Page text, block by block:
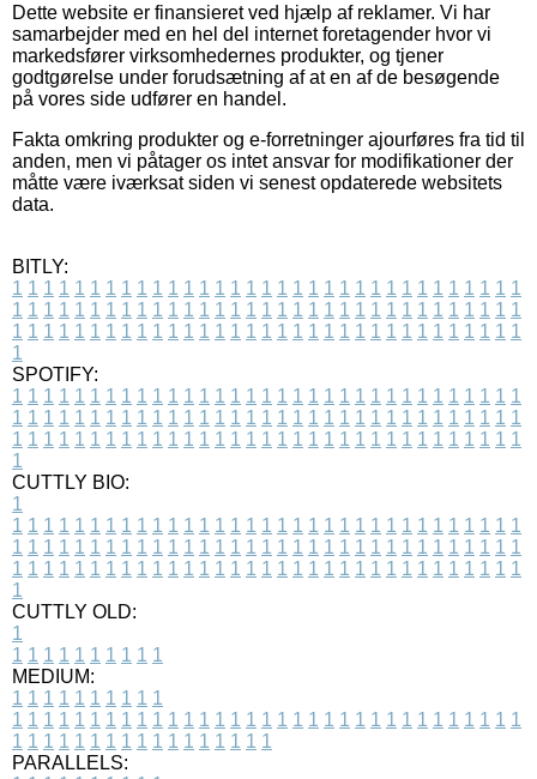
Dette website er finansieret ved hjælp af reklamer. Vi har
samarbejder med en hel del internet foretagender hvor vi
markedsfører virksomhedernes produkter, og tjener
godtgørelse under forudsætning af at en af de besøgende
på vores side udfører en handel.
Fakta omkring produkter og e-forretninger ajourføres fra tid til
anden, men vi påtager os intet ansvar for modifikationer der
måtte være iværksat siden vi senest opdaterede websitets
data.
BITLY:
1 1 1 1 1 1 1 1 1 1 1 1 1 1 1 1 1 1 1 1 1 1 1 1 1 1 1 1 1 1 1 1 1
1 1 1 1 1 1 1 1 1 1 1 1 1 1 1 1 1 1 1 1 1 1 1 1 1 1 1 1 1 1 1 1 1
1 1 1 1 1 1 1 1 1 1 1 1 1 1 1 1 1 1 1 1 1 1 1 1 1 1 1 1 1 1 1 1 1
1
SPOTIFY:
1 1 1 1 1 1 1 1 1 1 1 1 1 1 1 1 1 1 1 1 1 1 1 1 1 1 1 1 1 1 1 1 1
1 1 1 1 1 1 1 1 1 1 1 1 1 1 1 1 1 1 1 1 1 1 1 1 1 1 1 1 1 1 1 1 1
1 1 1 1 1 1 1 1 1 1 1 1 1 1 1 1 1 1 1 1 1 1 1 1 1 1 1 1 1 1 1 1 1
1
CUTTLY BIO:
1
1 1 1 1 1 1 1 1 1 1 1 1 1 1 1 1 1 1 1 1 1 1 1 1 1 1 1 1 1 1 1 1 1
1 1 1 1 1 1 1 1 1 1 1 1 1 1 1 1 1 1 1 1 1 1 1 1 1 1 1 1 1 1 1 1 1
1 1 1 1 1 1 1 1 1 1 1 1 1 1 1 1 1 1 1 1 1 1 1 1 1 1 1 1 1 1 1 1 1
1
CUTTLY OLD:
1
1 1 1 1 1 1 1 1 1 1
MEDIUM:
1 1 1 1 1 1 1 1 1 1
1 1 1 1 1 1 1 1 1 1 1 1 1 1 1 1 1 1 1 1 1 1 1 1 1 1 1 1 1 1 1 1 1
1 1 1 1 1 1 1 1 1 1 1 1 1 1 1 1 1
PARALLELS: